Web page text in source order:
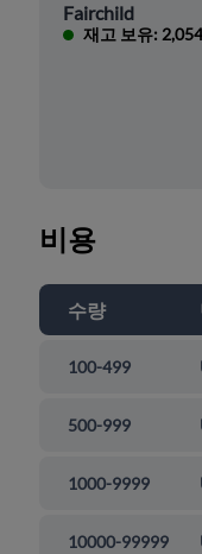
Fairchild
재고 보유:
비용
수량
100-499
500-999
1000-9999
10000-99999